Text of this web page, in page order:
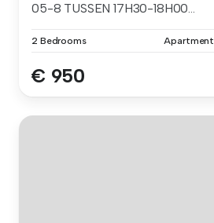
05-8 TUSSEN 17H30-18H00...
2 Bedrooms Apartment
€ 950